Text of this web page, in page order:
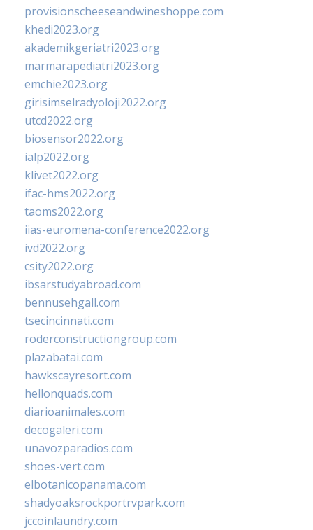
provisionscheeseandwineshoppe.com
khedi2023.org
akademikgeriatri2023.org
marmarapediatri2023.org
emchie2023.org
girisimselradyoloji2022.org
utcd2022.org
biosensor2022.org
ialp2022.org
klivet2022.org
ifac-hms2022.org
taoms2022.org
iias-euromena-conference2022.org
ivd2022.org
csity2022.org
ibsarstudyabroad.com
bennusehgall.com
tsecincinnati.com
roderconstructiongroup.com
plazabatai.com
hawkscayresort.com
hellonquads.com
diarioanimales.com
decogaleri.com
unavozparadios.com
shoes-vert.com
elbotanicopanama.com
shadyoaksrockportrvpark.com
jccoinlaundry.com